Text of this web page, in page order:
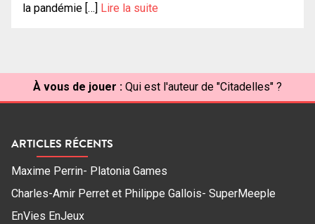
la pandémie […] Lire la suite
À vous de jouer : Qui est l'auteur de "Citadelles" ?
ARTICLES RÉCENTS
Maxime Perrin- Platonia Games
Charles-Amir Perret et Philippe Gallois- SuperMeeple
EnVies EnJeux